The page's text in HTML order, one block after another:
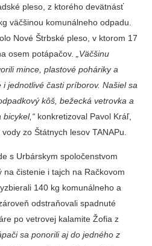
pleso, z ktorého devätnásť
väčšinou komunálneho odpadu.
Nové Štrbské ple­so, v ktorom 17
osem potápačov.
„Väčšinu
mince, plastové poháriky a
jednotlivé časti príborov. Našiel sa
kôš, bežecká vetrovka a
konkretizoval Pavol Kráľ,
zo Štátnych lesov TANAPu.
s Ur­bárskym spoločenstvom
na čistenie i tajch na Račkovom
140 kg komunálneho a
odstraňovali spadnuté
po vetrovej ka­lamite Žofia z
sa ponorili aj do jedného z